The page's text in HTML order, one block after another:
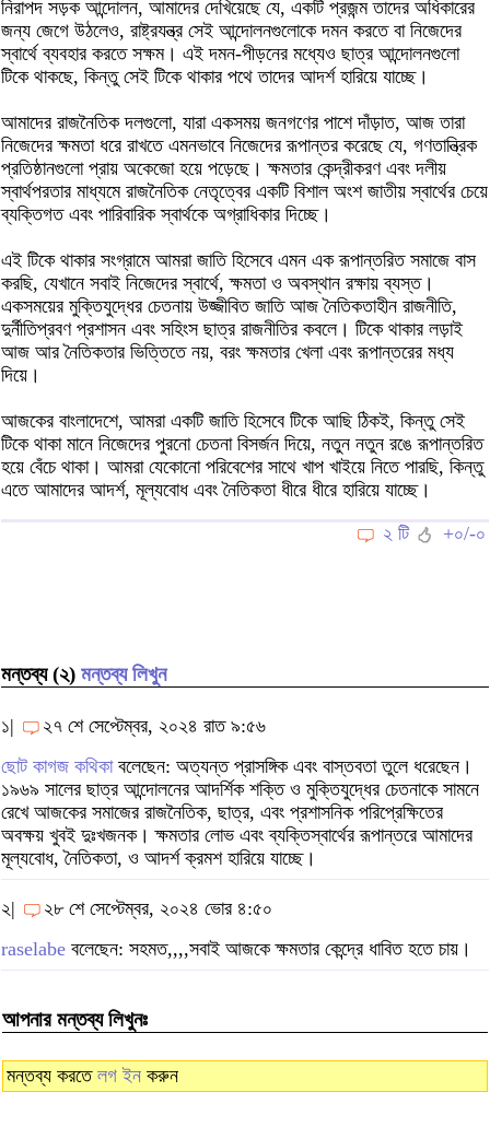
নিরাপদ সড়ক আন্দোলন, আমাদের দেখিয়েছে যে, একটি প্রজন্ম তাদের অধিকারের
জন্য জেগে উঠলেও, রাষ্ট্রযন্ত্র সেই আন্দোলনগুলোকে দমন করতে বা নিজেদের
স্বার্থে ব্যবহার করতে সক্ষম। এই দমন-পীড়নের মধ্যেও ছাত্র আন্দোলনগুলো
টিকে থাকছে, কিন্তু সেই টিকে থাকার পথে তাদের আদর্শ হারিয়ে যাচ্ছে।
আমাদের রাজনৈতিক দলগুলো, যারা একসময় জনগণের পাশে দাঁড়াত, আজ তারা
নিজেদের ক্ষমতা ধরে রাখতে এমনভাবে নিজেদের রূপান্তর করেছে যে, গণতান্ত্রিক
প্রতিষ্ঠানগুলো প্রায় অকেজো হয়ে পড়েছে। ক্ষমতার কেন্দ্রীকরণ এবং দলীয়
স্বার্থপরতার মাধ্যমে রাজনৈতিক নেতৃত্বের একটি বিশাল অংশ জাতীয় স্বার্থের চেয়ে
ব্যক্তিগত এবং পারিবারিক স্বার্থকে অগ্রাধিকার দিচ্ছে।
এই টিকে থাকার সংগ্রামে আমরা জাতি হিসেবে এমন এক রূপান্তরিত সমাজে বাস
করছি, যেখানে সবাই নিজেদের স্বার্থে, ক্ষমতা ও অবস্থান রক্ষায় ব্যস্ত।
একসময়ের মুক্তিযুদ্ধের চেতনায় উজ্জীবিত জাতি আজ নৈতিকতাহীন রাজনীতি,
দুর্নীতিপ্রবণ প্রশাসন এবং সহিংস ছাত্র রাজনীতির কবলে। টিকে থাকার লড়াই
আজ আর নৈতিকতার ভিত্তিতে নয়, বরং ক্ষমতার খেলা এবং রূপান্তরের মধ্য
দিয়ে।
আজকের বাংলাদেশে, আমরা একটি জাতি হিসেবে টিকে আছি ঠিকই, কিন্তু সেই
টিকে থাকা মানে নিজেদের পুরনো চেতনা বিসর্জন দিয়ে, নতুন নতুন রঙে রূপান্তরিত
হয়ে বেঁচে থাকা। আমরা যেকোনো পরিবেশের সাথে খাপ খাইয়ে নিতে পারছি, কিন্তু
এতে আমাদের আদর্শ, মূল্যবোধ এবং নৈতিকতা ধীরে ধীরে হারিয়ে যাচ্ছে।
২ টি
+০/-০
মন্তব্য (২) মন্তব্য লিখুন
১|
২৭ শে সেপ্টেম্বর, ২০২৪ রাত ৯:৫৬
ছোট কাগজ কথিকাবলেছেন: অত্যন্ত প্রাসঙ্গিক এবং বাস্তবতা তুলে ধরেছেন।
১৯৬৯ সালের ছাত্র আন্দোলনের আদর্শিক শক্তি ও মুক্তিযুদ্ধের চেতনাকে সামনে
রেখে আজকের সমাজের রাজনৈতিক, ছাত্র, এবং প্রশাসনিক পরিপ্রেক্ষিতের
অবক্ষয় খুবই দুঃখজনক। ক্ষমতার লোভ এবং ব্যক্তিস্বার্থের রূপান্তরে আমাদের
মূল্যবোধ, নৈতিকতা, ও আদর্শ ক্রমশ হারিয়ে যাচ্ছে।
২|
২৮ শে সেপ্টেম্বর, ২০২৪ ভোর ৪:৫০
raselabe বলেছেন: সহমত,,,,সবাই আজকে ক্ষমতার কেন্দ্রে ধাবিত হতে চায়।
আপনার মন্তব্য লিখুনঃ
মন্তব্য করতে লগ ইন করুন